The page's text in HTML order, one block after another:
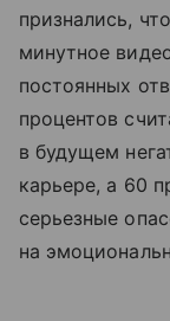
признались,
минутное
постоянных
процентов
в будущем
карьере, а 60
серьезные
на